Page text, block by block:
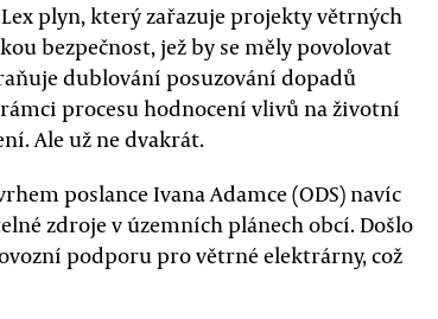
plyn, který zařazuje projekty větrných
bezpečnost, jež by se měly povolovat
dublování posuzování dopadů
procesu hodnocení vlivů na životní
Ale už ne dvakrát.
poslance Ivana Adamce (ODS) navíc
zdroje v územních plánech obcí. Došlo
podporu pro větrné elektrárny, což